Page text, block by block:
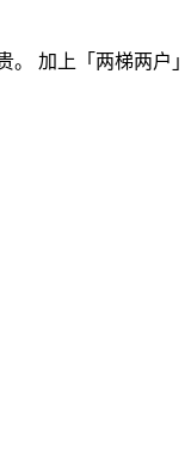
加上「两梯两户